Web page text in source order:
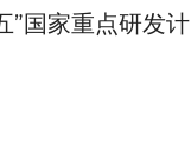
”国家重点研发计